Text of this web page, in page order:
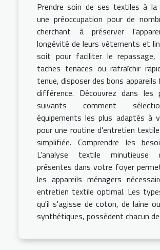
Prendre soin de ses textiles à
une préoccupation pour de
cherchant à préserver
longévité de leurs vêtements et
soit pour faciliter le repassage,
taches tenaces ou rafraîchir
tenue, disposer des bons
différence. Découvrez dans les
suivants comment
équipements les plus adaptés à
pour une routine d'entretien
simplifiée. Comprendre les
L'analyse textile minutieuse
présentes dans votre foyer
les appareils ménagers
entretien textile optimal. Les
qu'il s'agisse de coton, de laine
synthétiques, possèdent chacun